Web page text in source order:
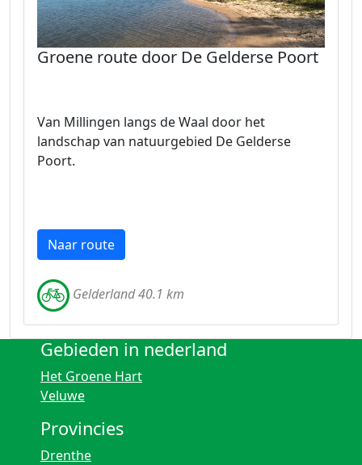
Groene route door De Gelderse Poort
Van Millingen langs de Waal door het
landschap van natuurgebied De Gelderse
Poort.
Naar route
Gelderland 40.1 km
Gebieden in nederland
Het Groene Hart
Veluwe
Provincies
Drenthe